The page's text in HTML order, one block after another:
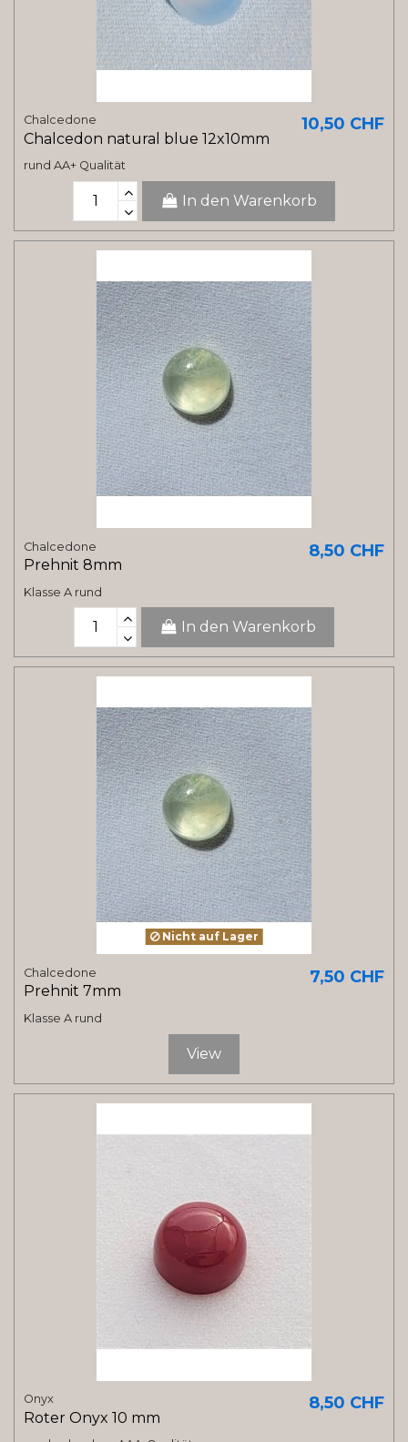
Chalcedone
Chalcedon natural blue 12x10mm
10,50 CHF
rund AA+ Qualität
In den Warenkorb
Chalcedone
Prehnit 8mm
8,50 CHF
Klasse A rund
In den Warenkorb
Nicht auf Lager
Chalcedone
Prehnit 7mm
7,50 CHF
Klasse A rund
View
Onyx
Roter Onyx 10 mm
8,50 CHF